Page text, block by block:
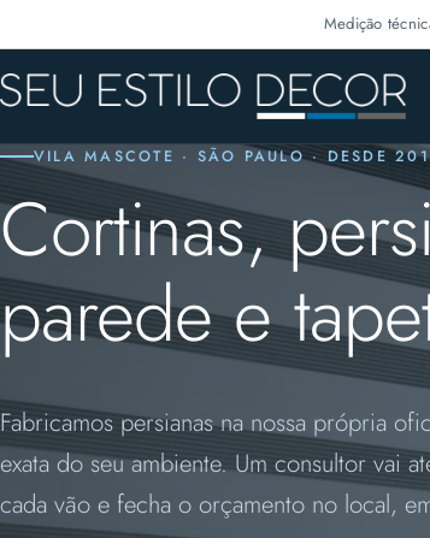
Medição
VILA MASCOTE · SÃO PAULO · DESDE
Cortinas,
parede e
Fabricamos persianas na nossa própria
exata do seu ambiente. Um consultor vai
cada vão e fecha o orçamento no local,